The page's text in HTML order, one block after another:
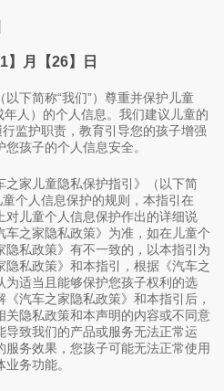
】月【26】日
下简称“我们”）尊重并保护儿童
年人）的个人信息。我们建议儿童的
监护职责，教育引导您的孩子增强
孩子的个人信息安全。
之家儿童隐私保护指引》（以下简
个人信息保护的规则，本指引在
对儿童个人信息保护作出的详细说
之家隐私政策》为准，如在儿童个
隐私政策》有不一致的，以本指引为
私政策》和本指引，根据《汽车之
为适当且能够保护您孩子权利的选
汽车之家隐私政策》和本指引后，
关隐私政策和本声明的内容或不同意
致我们的产品或服务无法正常运
务效果，您孩子可能无法正常使用
务功能。